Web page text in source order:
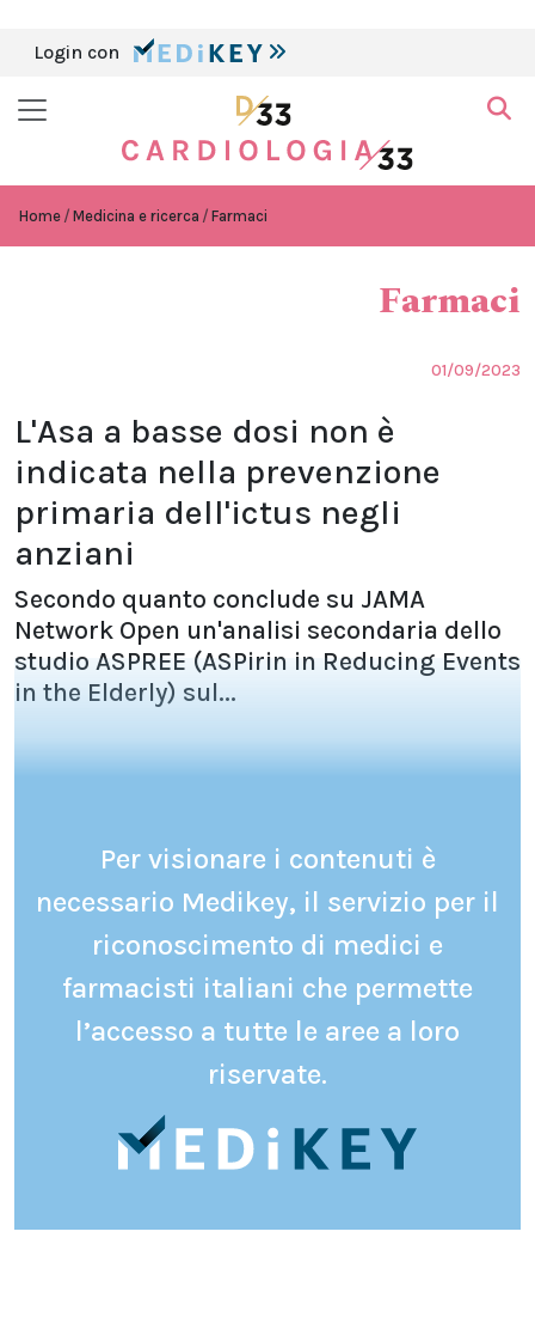
Login con
Home Medicina e ricerca Farmaci
Farmaci
01/09/2023
L'Asa a basse dosi non è
indicata nella prevenzione
primaria dell'ictus negli
anziani
Secondo quanto conclude su JAMA
Network Open un'analisi secondaria dello
studio ASPREE (ASPirin in Reducing Events
in the Elderly) sul...
Per visionare i contenuti è
necessario Medikey, il servizio per il
riconoscimento di medici e
farmacisti italiani che permette
l’accesso a tutte le aree a loro
riservate.